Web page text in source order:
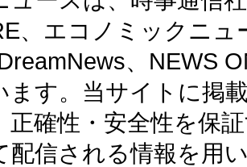
、エコノミックニ
、NEWS
ます。当サイトに掲
正確性・安全性を保
配信される情報を用